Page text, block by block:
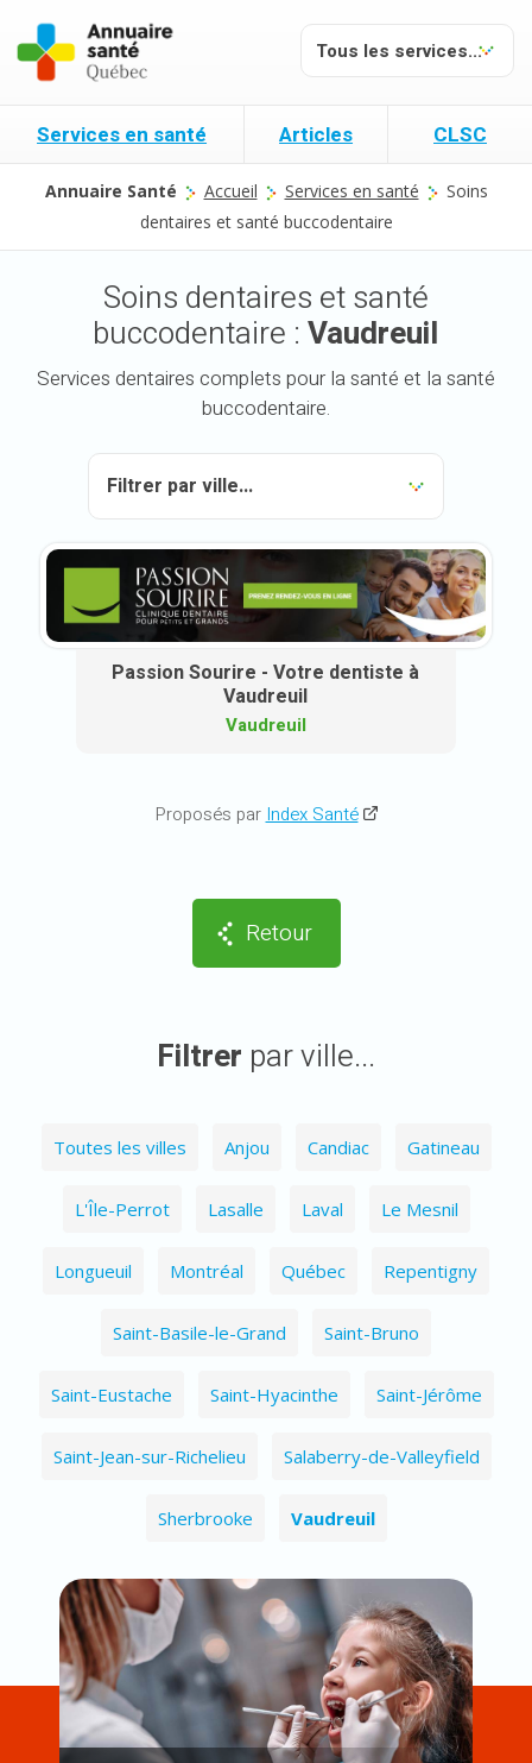
Services en santé Articles CLSC
Annuaire Santé Accueil Services en santé
Soins
dentaires et santé buccodentaire
Soins dentaires et santé
buccodentaire :Vaudreuil
Services dentaires complets pour la santé et la santé
buccodentaire.
Passion Sourire - Votre dentiste à
Vaudreuil
Vaudreuil
Proposés par Index Santé
Retour
Filtrer par ville...
Toutes les villes Anjou Candiac Gatineau
L'Île-Perrot Lasalle Laval Le Mesnil
Longueuil Montréal Québec Repentigny
Saint-Basile-le-Grand Saint-Bruno
Saint-Eustache Saint-Hyacinthe Saint-Jérôme
Saint-Jean-sur-Richelieu Salaberry-de-Valleyfield
Sherbrooke Vaudreuil